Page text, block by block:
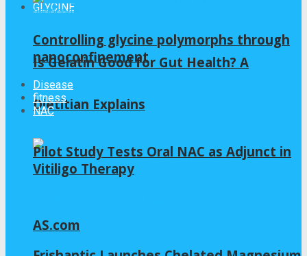
GLYCINE
Is Gelatin Good for Gut Health? A
Dietitian Explains
Controlling glycine polymorphs through
nanoconfinement
Disease
fitness
NAC
Pilot Study Tests Oral NAC as Adjunct in
Vitiligo Therapy
AS.com